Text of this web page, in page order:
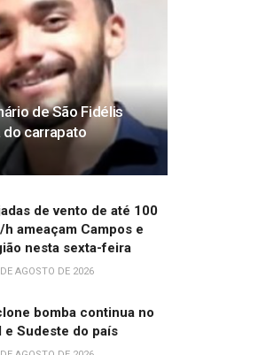
de São Fidélis
carrapato
de vento de até 100
h ameaçam Campos e
nesta sexta-feira
AGOSTO DE 2026
bomba continua no
e Sudeste do país